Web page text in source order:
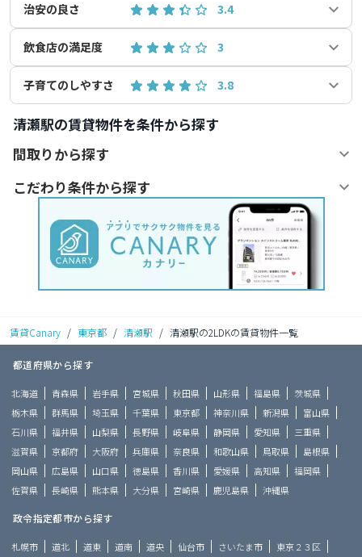
治安の良さ 3.4
飲食店の満足度 3
子育てのしやすさ 3.8
清瀬駅の賃貸物件を条件から探す
間取りから探す
こだわり条件から探す
賃貸Canary / 東京都 / 清瀬駅 / 清瀬駅の2LDKの賃貸物件一覧
都道府県から探す
北海道 青森県 岩手県 宮城県 秋田県 山形県 福島県
茨城県
栃木県
群馬県 埼玉県 千葉県 東京都 神奈川県 新潟県
富山県
石川県
福井県 山梨県 長野県 岐阜県 静岡県 愛知県
三重県
滋賀県
京都府 大阪府 兵庫県 奈良県 和歌山県 鳥取県
島根県
岡山県
広島県 山口県 徳島県 香川県 愛媛県 高知県
福岡県
佐賀県
長崎県 熊本県 大分県 宮崎県 鹿児島県 沖縄県
政令指定都市から探す
札幌市 道北 道東 道南 道央 仙台市 さいたま市 東京２３区